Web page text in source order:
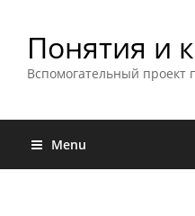
Понятия и
Вспомогательный
Menu